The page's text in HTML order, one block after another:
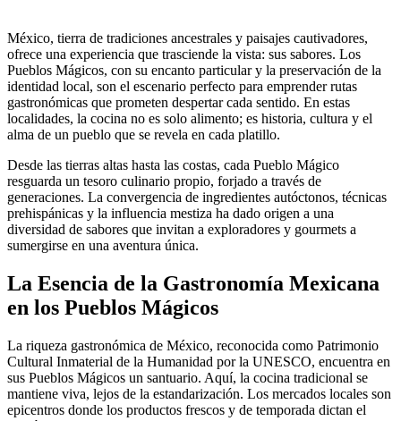
México, tierra de tradiciones ancestrales y paisajes cautivadores,
ofrece una experiencia que trasciende la vista: sus sabores. Los
Pueblos Mágicos, con su encanto particular y la preservación de la
identidad local, son el escenario perfecto para emprender rutas
gastronómicas que prometen despertar cada sentido. En estas
localidades, la cocina no es solo alimento; es historia, cultura y el
alma de un pueblo que se revela en cada platillo.
Desde las tierras altas hasta las costas, cada Pueblo Mágico
resguarda un tesoro culinario propio, forjado a través de
generaciones. La convergencia de ingredientes autóctonos, técnicas
prehispánicas y la influencia mestiza ha dado origen a una
diversidad de sabores que invitan a exploradores y gourmets a
sumergirse en una aventura única.
La Esencia de la Gastronomía Mexicana
en los Pueblos Mágicos
La riqueza gastronómica de México, reconocida como Patrimonio
Cultural Inmaterial de la Humanidad por la UNESCO, encuentra en
sus Pueblos Mágicos un santuario. Aquí, la cocina tradicional se
mantiene viva, lejos de la estandarización. Los mercados locales son
epicentros donde los productos frescos y de temporada dictan el